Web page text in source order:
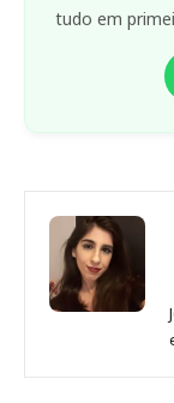
tudo em